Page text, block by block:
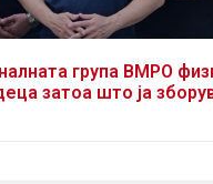
група ВМРО
затоа што ја